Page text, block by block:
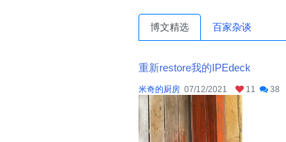
博文精选 百家杂谈
重新restore我的IPEdeck
米奇的厨房 07/12/2021 11 38